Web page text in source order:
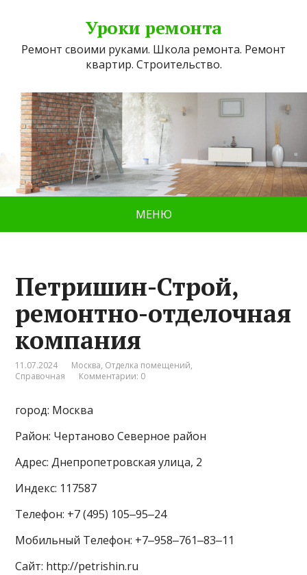
Уроки ремонта
Ремонт своими руками. Школа ремонта. Ремонт
квартир. Строительство.
МЕНЮ
Петришин-Строй,
ремонтно-отделочная
компания
11.07.2024 Москва, Отделка помещений,
Справочная
Комментарии: 0
город: Москва
Район: Чертаново Северное район
Адрес: Днепропетровская улица, 2
Индекс: 117587
Телефон: +7 (495) 105‒95‒24
Мобильный Телефон: +7‒958‒761‒83‒11
Сайт: http://petrishin.ru